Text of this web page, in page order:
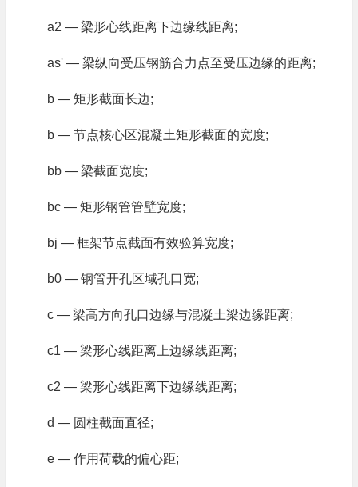
a2 — 梁形心线距离下边缘线距离;
as' — 梁纵向受压钢筋合力点至受压边缘的距离;
b — 矩形截面长边;
b — 节点核心区混凝土矩形截面的宽度;
bb — 梁截面宽度;
bc — 矩形钢管管壁宽度;
bj — 框架节点截面有效验算宽度;
b0 — 钢管开孔区域孔口宽;
c — 梁高方向孔口边缘与混凝土梁边缘距离;
c1 — 梁形心线距离上边缘线距离;
c2 — 梁形心线距离下边缘线距离;
d — 圆柱截面直径;
e — 作用荷载的偏心距;